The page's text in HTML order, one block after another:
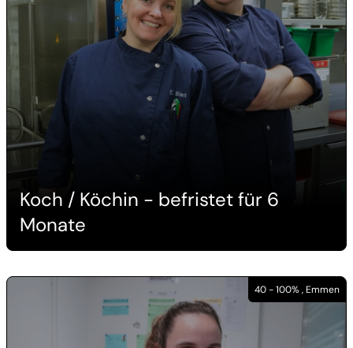
Koch / Köchin - befristet für 6
Monate
40 - 100% , Emmen